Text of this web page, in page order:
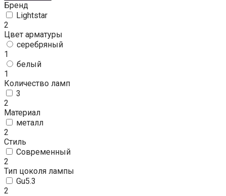
Бренд
Lightstar
2
Цвет арматуры
серебряный
1
белый
1
Количество ламп
3
2
Материал
металл
2
Стиль
Современный
2
Тип цоколя лампы
Gu5.3
2